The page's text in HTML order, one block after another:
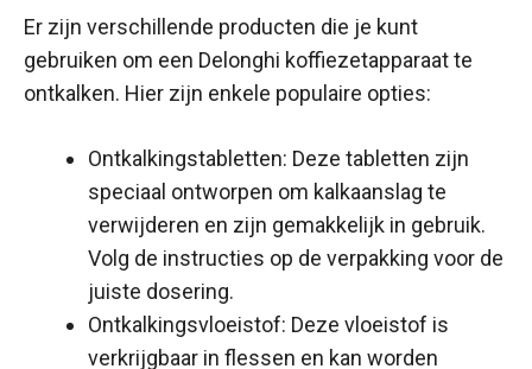
Er zijn verschillende producten die je kunt
gebruiken om een Delonghi koffiezetapparaat te
ontkalken. Hier zijn enkele populaire opties:
Ontkalkingstabletten: Deze tabletten zijn
speciaal ontworpen om kalkaanslag te
verwijderen en zijn gemakkelijk in gebruik.
Volg de instructies op de verpakking voor de
juiste dosering.
Ontkalkingsvloeistof: Deze vloeistof is
verkrijgbaar in flessen en kan worden